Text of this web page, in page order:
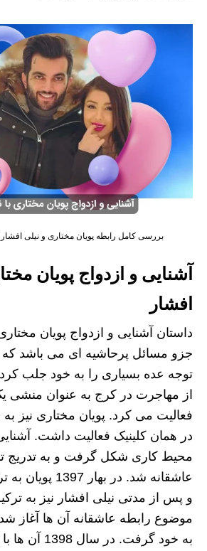
بررسی کامل رابطه پویان مختاری و نیلی افشار
آشنایی و ازدواج پویان
افشار
داستان آشنایی و ازدواج پویان
جزو مسائل پرحاشیه ای می باشد
توجه عده بسیاری را به خود جلب
از مهاجرت در کرج به عنوان منشی
فعالیت می کرد. پویان مختاری نیز به
در همان کلینیک فعالیت داشت.
محیط کاری شکل گرفت و به تدریج
عاشقانه شد. در
و پس از مدتی نیلی افشار نیز به
موضوع رابطه عاشقانه آن ها آغاز
به خود گرفت. در